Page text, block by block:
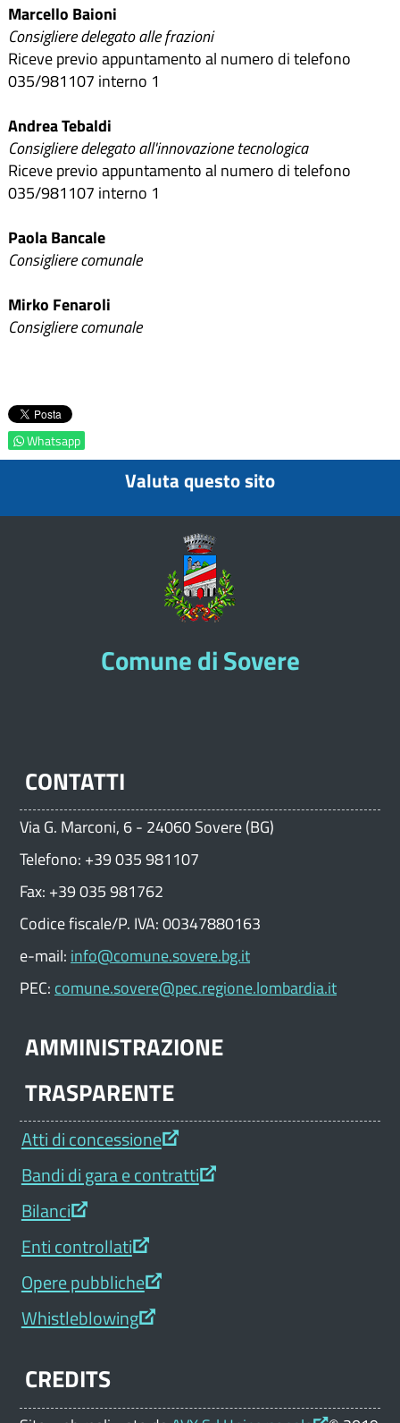
Marcello Baioni
Consigliere delegato alle frazioni
Riceve previo appuntamento al numero di telefono
035/981107 interno 1
Andrea Tebaldi
Consigliere delegato all'innovazione tecnologica
Riceve previo appuntamento al numero di telefono
035/981107 interno 1
Paola Bancale
Consigliere comunale
Mirko Fenaroli
Consigliere comunale
Whatsapp
Valuta questo sito
Comune di Sovere
CONTATTI
Via G. Marconi, 6 - 24060 Sovere (BG)
Telefono: +39 035 981107
Fax: +39 035 981762
Codice fiscale/P. IVA: 00347880163
e-mail: info@comune.sovere.bg.it
PEC: comune.sovere@pec.regione.lombardia.it
AMMINISTRAZIONE
TRASPARENTE
Atti di concessione
Bandi di gara e contratti
Bilanci
Enti controllati
Opere pubbliche
Whistleblowing
CREDITS